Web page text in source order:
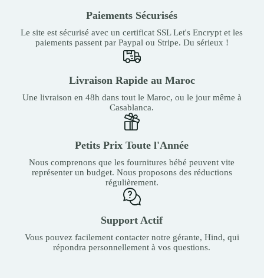
Paiements Sécurisés
Le site est sécurisé avec un certificat SSL Let's Encrypt et les
paiements passent par Paypal ou Stripe. Du sérieux !
Livraison Rapide au Maroc
Une livraison en 48h dans tout le Maroc, ou le jour même à
Casablanca.
Petits Prix Toute l'Année
Nous comprenons que les fournitures bébé peuvent vite
représenter un budget. Nous proposons des réductions
régulièrement.
Support Actif
Vous pouvez facilement contacter notre gérante, Hind, qui
répondra personnellement à vos questions.